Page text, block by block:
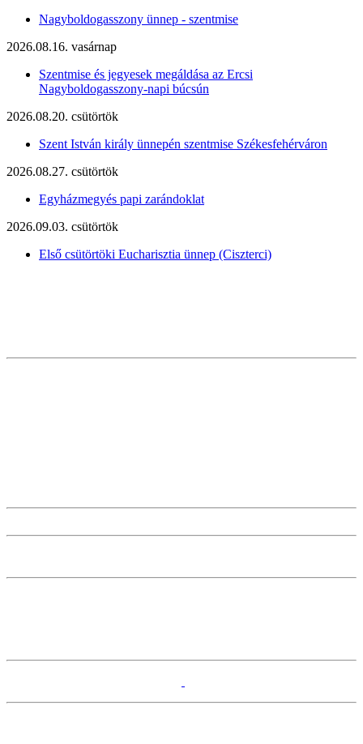
Nagyboldogasszony ünnep - szentmise
2026.08.16. vasárnap
Szentmise és jegyesek megáldása az Ercsi
Nagyboldogasszony-napi búcsún
2026.08.20. csütörtök
Szent István király ünnepén szentmise Székesfehérváron
2026.08.27. csütörtök
Egyházmegyés papi zarándoklat
2026.09.03. csütörtök
Első csütörtöki Eucharisztia ünnep (Ciszterci)